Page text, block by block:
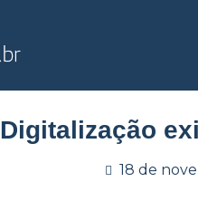
Digitalização
18 de